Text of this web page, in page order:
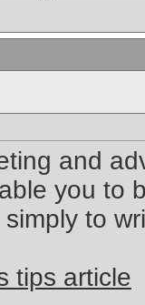
and
you to
to
tips article